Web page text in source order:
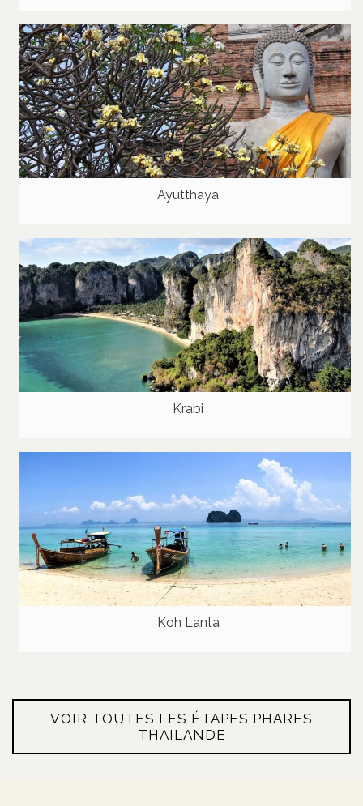
Ayutthaya
Krabi
Koh Lanta
VOIR TOUTES LES ÉTAPES PHARES
THAILANDE